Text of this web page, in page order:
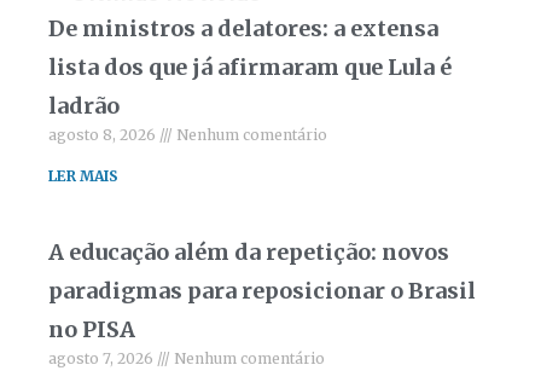
De ministros a delatores: a extensa
lista dos que já afirmaram que Lula é
ladrão
agosto 8, 2026 Nenhum comentário
LER MAIS
A educação além da repetição: novos
paradigmas para reposicionar o Brasil
no PISA
agosto 7, 2026 Nenhum comentário